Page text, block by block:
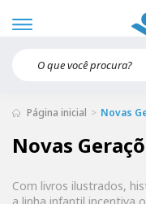
Página inicial Novas
Novas
Com livros ilustrados,